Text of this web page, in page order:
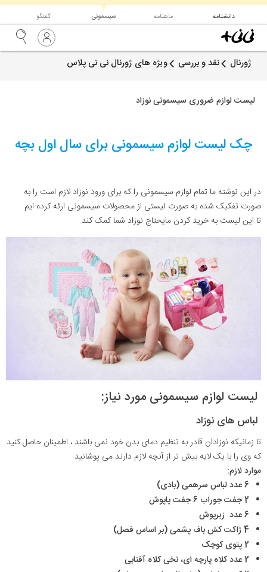
دانشنامه ماهنامه سیسمونی
▼ گفتگو
ژورنال نقد و بررسی ویژه های ژورنال نی نی پلاس
لیست لوازم ضروری سیسمونی نوزاد
چک لیست لوازم سیسمونی برای سال اول بچه
در این نوشته ما تمام لوازم سیسمونی را که برای ورود نوزاد لازم است را به
صورت تفکیک شده به صورت لیستی از محصولات سیسمونی ارئه کرده ایم
تا این لیست به خرید کردن مایحتاج نوزاد شما کمک کند.
لیست لوازم سیسمونی مورد نیاز:
لباس های نوزاد
تا زمانیکه نوزادان قادر به تنظیم دمای بدن خود نمی باشند ، اطمینان حاصل کنید
که وی را با یک لایه بیش تر از آنچه لازم دارند می پوشانید.
موارد لازم:
6 عدد لباس سرهمی (بادی)
2 جفت جوراب 6 جفت پاپوش
6 عدد زیرپوش
4 ژاکت کش باف پشمی (بر اساس فصل)
2 پتوی کوچک
2 عدد کلاه پارچه ای، نخی کلاه آفتابی